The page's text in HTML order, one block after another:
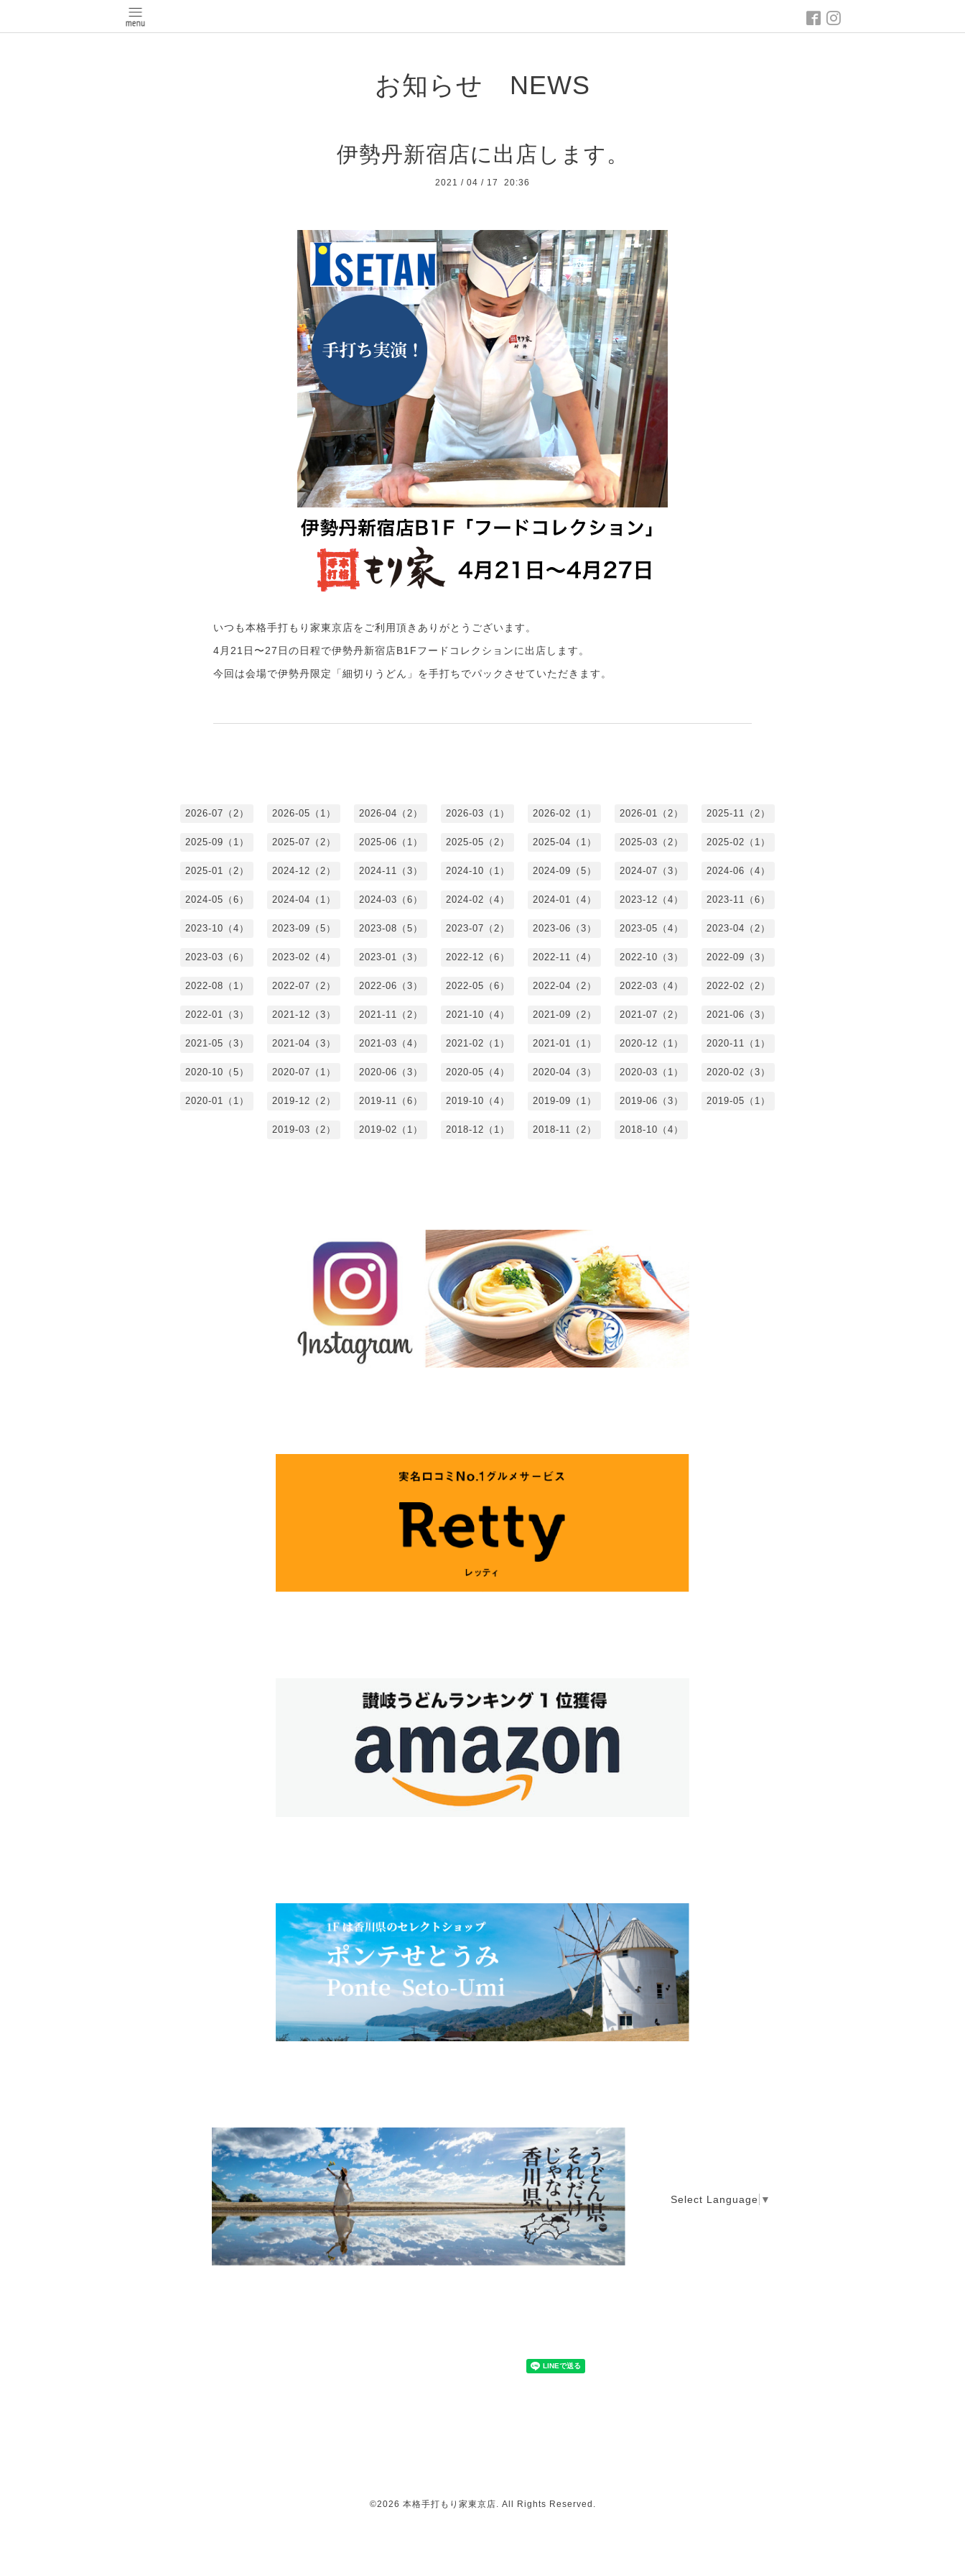
お知らせ NEWS
伊勢丹新宿店に出店します。
2021 / 04 / 17 20:36
いつも本格手打もり家東京店をご利用頂きありがとうございます。
4月21日〜27日の日程で伊勢丹新宿店B1Fフードコレクションに出店します。
今回は会場で伊勢丹限定「細切りうどん」を手打ちでパックさせていただきます。
2026-07（2） 2026-05（1） 2026-04（2） 2026-03（1） 2026-02（1） 2026-01（2） 2025-11（2）
2025-09（1） 2025-07（2） 2025-06（1） 2025-05（2） 2025-04（1） 2025-03（2） 2025-02（1）
2025-01（2） 2024-12（2） 2024-11（3） 2024-10（1） 2024-09（5） 2024-07（3） 2024-06（4）
2024-05（6） 2024-04（1） 2024-03（6） 2024-02（4） 2024-01（4） 2023-12（4） 2023-11（6）
2023-10（4） 2023-09（5） 2023-08（5） 2023-07（2） 2023-06（3） 2023-05（4） 2023-04（2）
2023-03（6） 2023-02（4） 2023-01（3） 2022-12（6） 2022-11（4） 2022-10（3） 2022-09（3）
2022-08（1） 2022-07（2） 2022-06（3） 2022-05（6） 2022-04（2） 2022-03（4） 2022-02（2）
2022-01（3） 2021-12（3） 2021-11（2） 2021-10（4） 2021-09（2） 2021-07（2） 2021-06（3）
2021-05（3） 2021-04（3） 2021-03（4） 2021-02（1） 2021-01（1） 2020-12（1） 2020-11（1）
2020-10（5） 2020-07（1） 2020-06（3） 2020-05（4） 2020-04（3） 2020-03（1） 2020-02（3）
2020-01（1） 2019-12（2） 2019-11（6） 2019-10（4） 2019-09（1） 2019-06（3） 2019-05（1）
2019-03（2） 2019-02（1） 2018-12（1） 2018-11（2） 2018-10（4）
Select Language ▼
©2026 本格手打もり家東京店. All Rights Reserved.